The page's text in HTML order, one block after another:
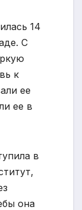
14
С
к
ее
ее в
в
она